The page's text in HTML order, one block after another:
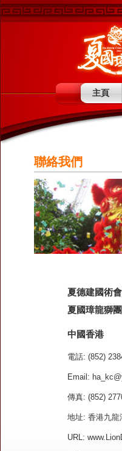
主頁
聯絡我們
夏德建國術
夏國璋龍獅團
中國香港
電話: (852)
Email:
傳真: (852)
地址: 香港九龍
URL: